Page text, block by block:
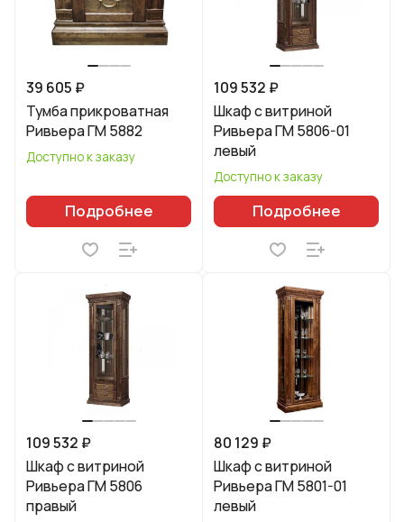
39 605 ₽
Тумба прикроватная
Ривьера ГМ 5882
Доступно к заказу
Подробнее
109 532 ₽
Шкаф с витриной
Ривьера ГМ 5806-01
левый
Доступно к заказу
Подробнее
109 532 ₽
Шкаф с витриной
Ривьера ГМ 5806
правый
80 129 ₽
Шкаф с витриной
Ривьера ГМ 5801-01
левый